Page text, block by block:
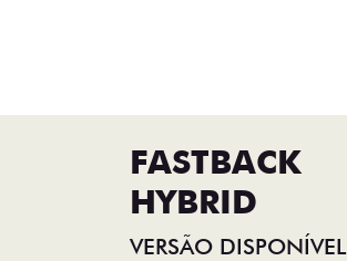
FASTBACK
HYBRID
VERSÃO DISPONÍVEL